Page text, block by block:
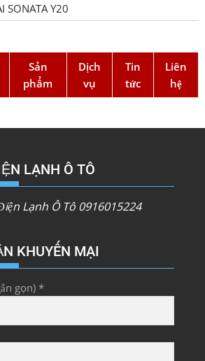
SONATA Y20
Sản
phẩm
Dịch
vụ
Tin
tức
Liên
hệ
LẠNH Ô TÔ
Lạnh Ô Tô 0916015224
KHUYẾN MẠI
gọn) *